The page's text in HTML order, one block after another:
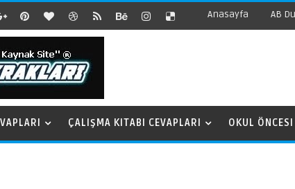
Anasayfa AB
ÇALIŞMA KITABI CEVAPLARI OKUL ÖNCESI